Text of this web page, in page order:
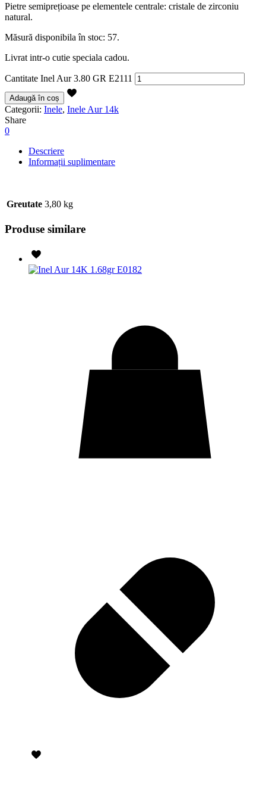
Pietre semiprețioase pe elementele centrale: cristale de zirconiu
natural.
Măsură disponibila în stoc: 57.
Livrat intr-o cutie speciala cadou.
Cantitate Inel Aur 3.80 GR E2111
Adaugă în coș
Categorii: Inele, Inele Aur 14k
Share
0
Descriere
Informații suplimentare
Greutate 3,80 kg
Produse similare